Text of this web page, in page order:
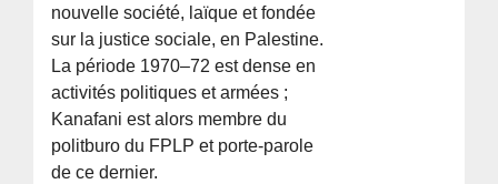
nouvelle société, laïque et fondée
sur la justice sociale, en Palestine.
La période 1970–72 est dense en
activités politiques et armées ;
Kanafani est alors membre du
politburo du FPLP et porte-parole
de ce dernier.